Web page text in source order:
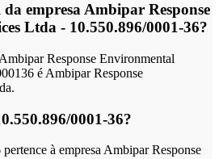
empresa Ambipar Response
Ltda - 10.550.896/0001-36?
Response Environmental
é Ambipar Response
0001-36?
à empresa Ambipar Response